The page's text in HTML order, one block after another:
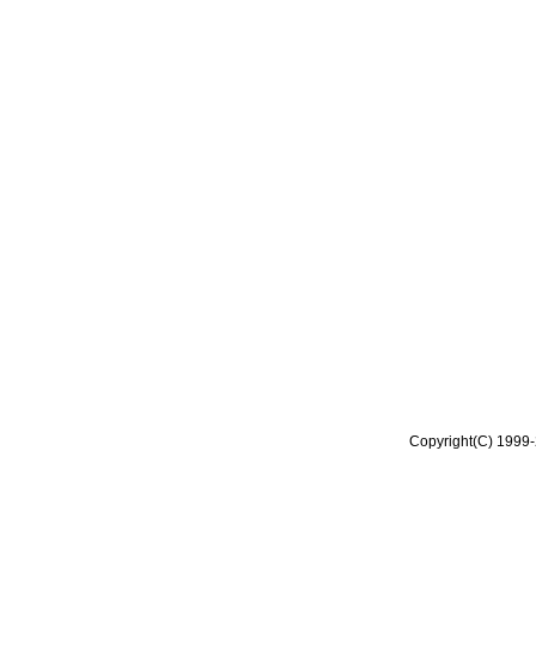
Copyright(C)